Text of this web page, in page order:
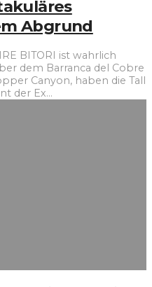
Abgrund
BITORI ist wahrlich
dem Barranca del Cobre
Canyon, haben die Tall
der Ex...